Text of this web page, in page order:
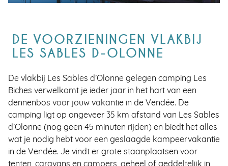
DE VOORZIENINGEN VLAKBIJ
LES SABLES D-OLONNE
De vlakbij Les Sables d’Olonne gelegen camping Les
Biches verwelkomt je ieder jaar in het hart van een
dennenbos voor jouw vakantie in de Vendée. De
camping ligt op ongeveer 35 km afstand van Les Sables
d’Olonne (nog geen 45 minuten rijden) en biedt het alles
wat je nodig hebt voor een geslaagde kampeervakantie
in de Vendée. Je vindt er grote staanplaatsen voor
tenten, caravans en campers, geheel of geddeltelijk in